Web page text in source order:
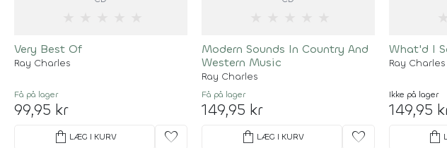
Very Best Of
Ray Charles
Få på lager
99,95 kr
shopping_bag LÆG I KURV favorite
Modern Sounds In Country And
Western Music
Ray Charles
Få på lager
149,95 kr
shopping_bag LÆG I KURV favorite
What'd I
Ray Charles
Ikke på lager
149,95
shopping_bag